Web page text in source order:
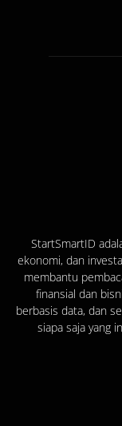
StartSmartID
ekonomi, dan
membantu
finansial dan
berbasis data, dan
siapa saja yang